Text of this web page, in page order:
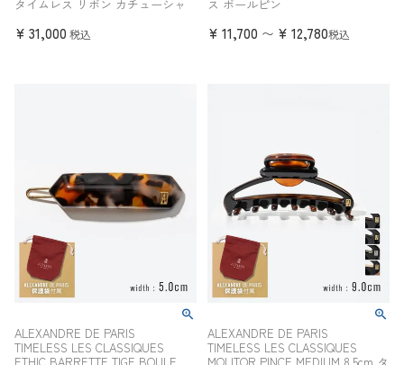
タイムレス リボン カチューシャ
¥ 31,000 税込
ス ボールピン
¥ 11,700 〜 ¥ 12,780税込
ALEXANDRE DE PARIS
TIMELESS LES CLASSIQUES
ALEXANDRE DE PARIS
TIMELESS LES CLASSIQUES